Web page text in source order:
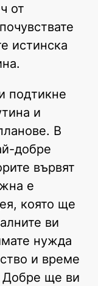
от
истинска
подтикне
и
В
добре
вървят
е
която ще
ви
нужда
и време
Добре ще ви